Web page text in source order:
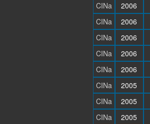
CINa
2006
CINa
2006
CINa
2006
CINa
2006
CINa
2006
CINa
2005
CINa
2005
CINa
2005